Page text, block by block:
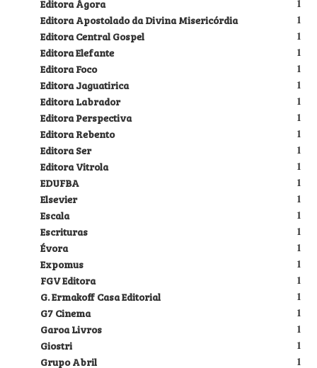
1
Editora Ágora
1
Editora Apostolado da Divina Misericórdia
1
Editora Central Gospel
1
Editora Elefante
1
Editora Foco
1
Editora Jaguatirica
1
Editora Labrador
1
Editora Perspectiva
1
Editora Rebento
1
Editora Ser
1
Editora Vitrola
1
EDUFBA
1
Elsevier
1
Escala
1
Escrituras
1
Évora
1
Expomus
1
FGV Editora
1
G. Ermakoff Casa Editorial
1
G7 Cinema
1
Garoa Livros
1
Giostri
1
Grupo Abril